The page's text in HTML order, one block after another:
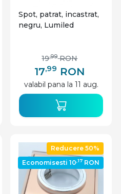
Spot, patrat, incastrat,
negru, Lumiled
17,99 RON
19,99 RON
valabil pana la 11 aug.
Reducere 50%
Economisesti 10,17 RON